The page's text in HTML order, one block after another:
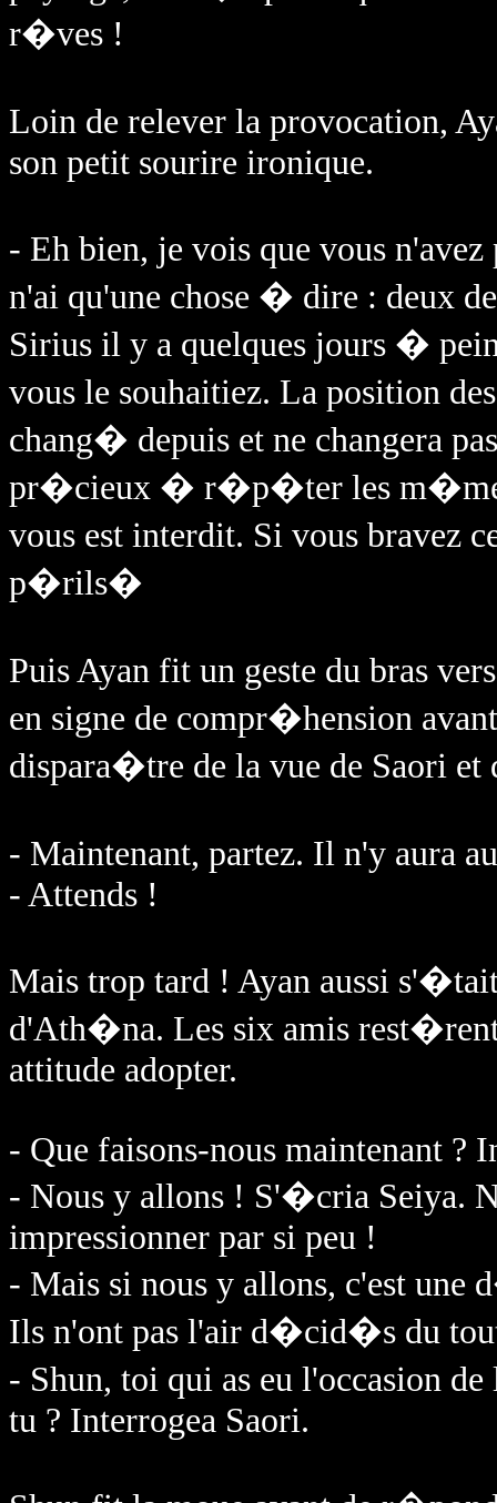
r�ves !
Loin de relever la provocation,
son petit sourire ironique.
- Eh bien, je vois que vous
n'ai qu'une chose � dire : deux
Sirius il y a quelques jours �
vous le souhaitiez. La position
chang� depuis et ne changera
pr�cieux � r�p�ter les
vous est interdit. Si vous bravez
p�rils�
Puis Ayan fit un geste du bras
en signe de compr�hension
dispara�tre de la vue de Saori et
- Maintenant, partez. Il n'y aura
- Attends !
Mais trop tard ! Ayan aussi
d'Ath�na. Les six amis rest�rent
attitude adopter.
- Que faisons-nous maintenant ?
- Nous y allons ! S'�cria Seiya.
impressionner par si peu !
- Mais si nous y allons, c'est
Ils n'ont pas l'air d�cid�s du
- Shun, toi qui as eu l'occasion
tu ? Interrogea Saori.